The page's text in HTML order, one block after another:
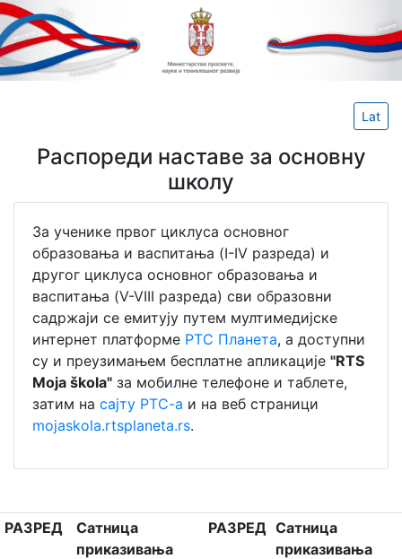
Lat
Распореди наставе за основну
школу
За ученике првог циклуса основног
образовања и васпитања (I-IV разреда) и
другог циклуса основног образовања и
васпитања (V-VIII разреда) сви образовни
садржаји се емитују путем мултимедијске
интернет платформе РТС Планета, а доступни
су и преузимањем бесплатне апликације "RTS
Moja škola" за мобилне телефоне и таблете,
затим на сајту РТС-а и на веб страници
mojaskola.rtsplaneta.rs.
РАЗРЕД
Сатница
приказивања
РАЗРЕД Сатница
приказивања